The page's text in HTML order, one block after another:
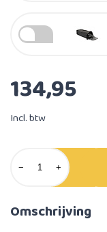
134,95
Incl. btw
− +
Omschrijving